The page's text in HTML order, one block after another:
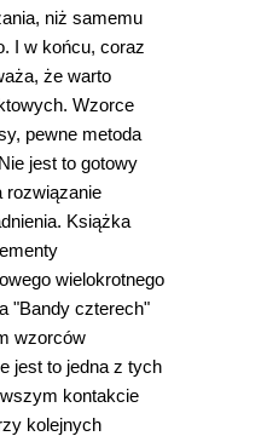
niż samemu
I w końcu, coraz
że warto
Wzorce
pewne metoda
jest to gotowy
rozwiązanie
Książka
wielokrotnego
"Bandy czterech"
wzorców
jest to jedna z tych
kontakcie
kolejnych